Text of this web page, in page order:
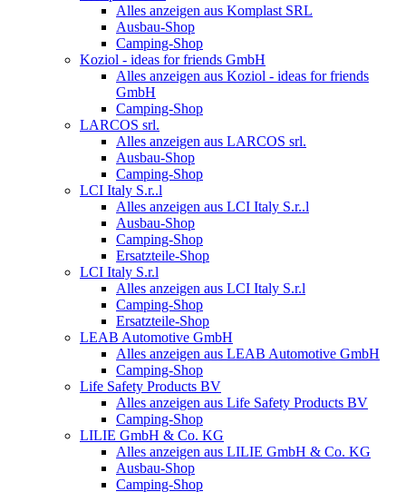
Alles anzeigen aus Komplast SRL
Ausbau-Shop
Camping-Shop
Koziol - ideas for friends GmbH
Alles anzeigen aus Koziol - ideas for friends
GmbH
Camping-Shop
LARCOS srl.
Alles anzeigen aus LARCOS srl.
Ausbau-Shop
Camping-Shop
LCI Italy S.r..l
Alles anzeigen aus LCI Italy S.r..l
Ausbau-Shop
Camping-Shop
Ersatzteile-Shop
LCI Italy S.r.l
Alles anzeigen aus LCI Italy S.r.l
Camping-Shop
Ersatzteile-Shop
LEAB Automotive GmbH
Alles anzeigen aus LEAB Automotive GmbH
Camping-Shop
Life Safety Products BV
Alles anzeigen aus Life Safety Products BV
Camping-Shop
LILIE GmbH & Co. KG
Alles anzeigen aus LILIE GmbH & Co. KG
Ausbau-Shop
Camping-Shop